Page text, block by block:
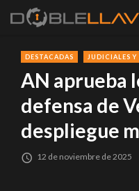
DESTACADAS JUDICIALES Y
AN aprueba
defensa de
despliegue
12 de noviembre de 2025